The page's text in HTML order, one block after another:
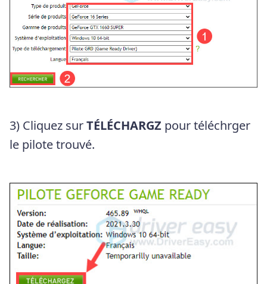
3) Cliquez surTÉLÉCHARGZ pour téléchrger
le pilote trouvé.